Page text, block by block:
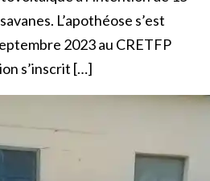
L’apothéose s’est
2023 au CRETFP
s’inscrit […]